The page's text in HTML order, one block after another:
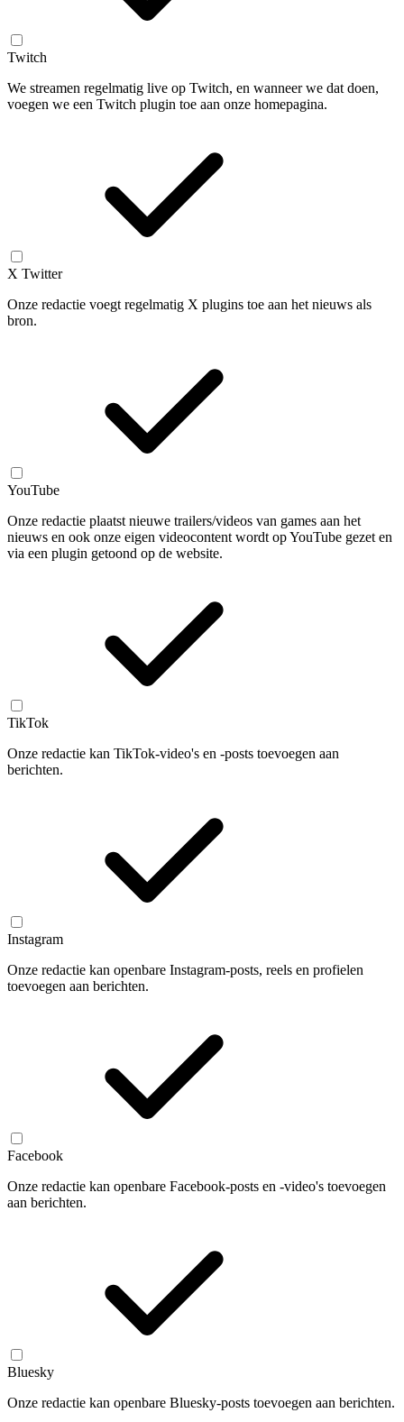
Twitch
We streamen regelmatig live op Twitch, en wanneer we dat doen,
voegen we een Twitch plugin toe aan onze homepagina.
X Twitter
Onze redactie voegt regelmatig X plugins toe aan het nieuws als
bron.
YouTube
Onze redactie plaatst nieuwe trailers/videos van games aan het
nieuws en ook onze eigen videocontent wordt op YouTube gezet en
via een plugin getoond op de website.
TikTok
Onze redactie kan TikTok-video's en -posts toevoegen aan
berichten.
Instagram
Onze redactie kan openbare Instagram-posts, reels en profielen
toevoegen aan berichten.
Facebook
Onze redactie kan openbare Facebook-posts en -video's toevoegen
aan berichten.
Bluesky
Onze redactie kan openbare Bluesky-posts toevoegen aan berichten.